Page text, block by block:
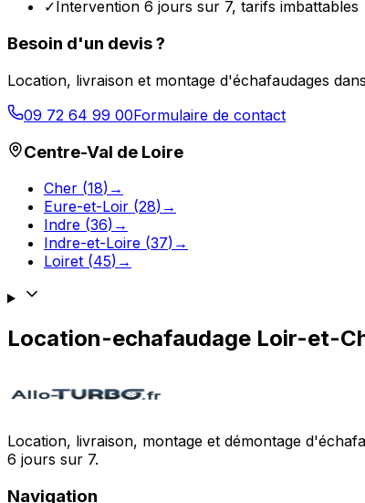
✓Intervention 6 jours sur 7, tarifs imbattables
Besoin d'un devis ?
Location, livraison et montage d'échafaudages
09 72 64 99 00Formulaire de contact
Centre-Val de Loire
Cher (18) →
Eure-et-Loir (28) →
Indre (36) →
Indre-et-Loire (37) →
Loiret (45) →
Location-echafaudage Loir-et-
Location, livraison, montage et démontage
6 jours sur 7.
Navigation